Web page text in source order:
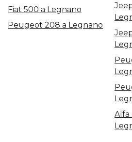
Fiat 500 a Legnano
Peugeot 208 a Legnano
Alfa